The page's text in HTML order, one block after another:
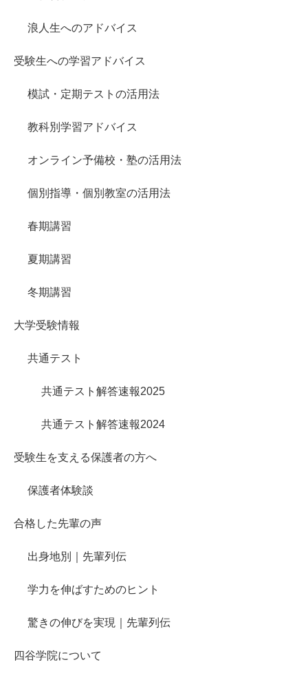
浪人生へのアドバイス
受験生への学習アドバイス
模試・定期テストの活用法
教科別学習アドバイス
オンライン予備校・塾の活用法
個別指導・個別教室の活用法
春期講習
夏期講習
冬期講習
大学受験情報
共通テスト
共通テスト解答速報2025
共通テスト解答速報2024
受験生を支える保護者の方へ
保護者体験談
合格した先輩の声
出身地別｜先輩列伝
学力を伸ばすためのヒント
驚きの伸びを実現｜先輩列伝
四谷学院について